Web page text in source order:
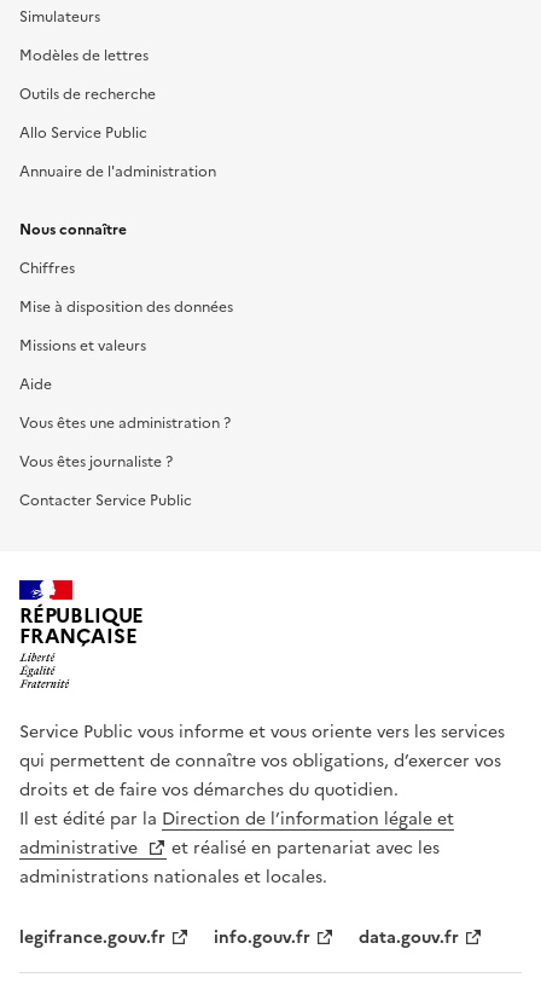
Simulateurs
Modèles de lettres
Outils de recherche
Allo Service Public
Annuaire de l'administration
Nous connaître
Chiffres
Mise à disposition des données
Missions et valeurs
Aide
Vous êtes une administration ?
Vous êtes journaliste ?
Contacter Service Public
RÉPUBLIQUE
FRANÇAISE
Service Public vous informe et vous oriente vers les services
qui permettent de connaître vos obligations, d’exercer vos
droits et de faire vos démarches du quotidien.
Il est édité par la Direction de l’information légale et
administrative
et réalisé en partenariat avec les
administrations nationales et locales.
legifrance.gouv.fr info.gouv.fr data.gouv.fr